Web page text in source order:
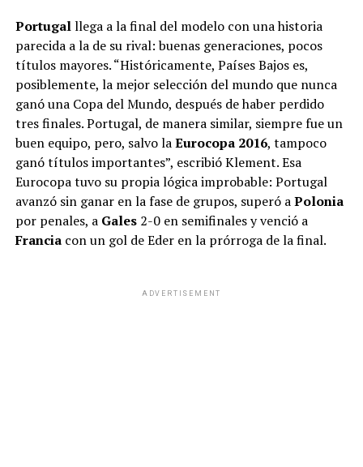
Portugalllega a la final del modelo con una historia
parecida a la de su rival: buenas generaciones, pocos
títulos mayores. “Históricamente, Países Bajos es,
posiblemente, la mejor selección del mundo que nunca
ganó una Copa del Mundo, después de haber perdido
tres finales. Portugal, de manera similar, siempre fue un
buen equipo, pero, salvo laEurocopa 2016, tampoco
ganó títulos importantes”, escribió Klement. Esa
Eurocopa tuvo su propia lógica improbable: Portugal
avanzó sin ganar en la fase de grupos, superó aPolonia
por penales, a Gales 2-0 en semifinales y venció a
Francia con un gol de Eder en la prórroga de la final.
ADVERTISEMENT